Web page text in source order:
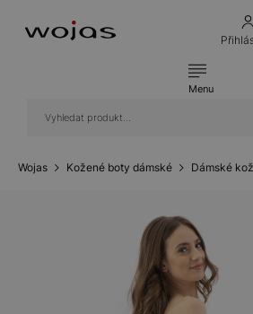
Menu
Wojas Kožené boty dámské Dámské